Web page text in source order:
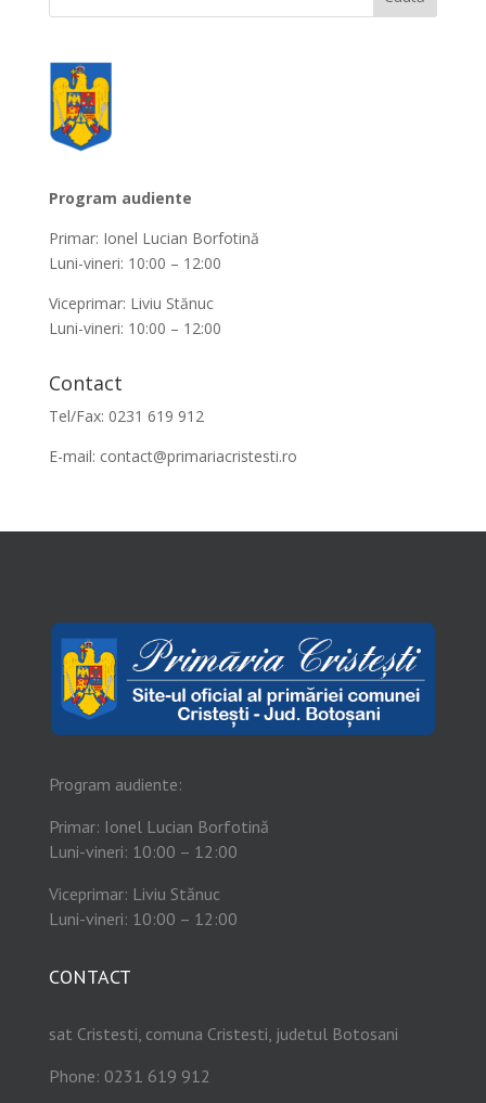
Program audiente
Primar: Ionel Lucian Borfotină
Luni-vineri: 10:00 – 12:00
Viceprimar: Liviu Stănuc
Luni-vineri: 10:00 – 12:00
Contact
Tel/Fax: 0231 619 912
E-mail: contact@primariacristesti.ro
Program audiente:
Primar: Ionel Lucian Borfotină
Luni-vineri: 10:00 – 12:00
Viceprimar: Liviu Stănuc
Luni-vineri: 10:00 – 12:00
CONTACT
sat Cristesti, comuna Cristesti, judetul Botosani
Phone: 0231 619 912